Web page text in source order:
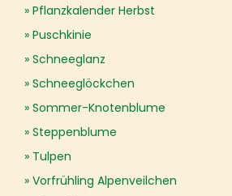
Pflanzkalender Herbst
Puschkinie
Schneeglanz
Schneeglöckchen
Sommer-Knotenblume
Steppenblume
Tulpen
Vorfrühling Alpenveilchen